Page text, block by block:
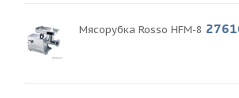
Мясорубка Rosso HFM-8